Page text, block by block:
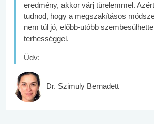
eredmény, akkor várj türelemmel.
tudnod, hogy a megszakításos
nem túl jó, előbb-utóbb
terhességgel.
Üdv:
Dr. Szimuly Bernadett